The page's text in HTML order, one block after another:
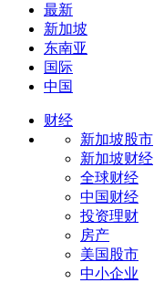
最新
新加坡
东南亚
国际
中国
财经
新加坡股市
新加坡财经
全球财经
中国财经
投资理财
房产
美国股市
中小企业